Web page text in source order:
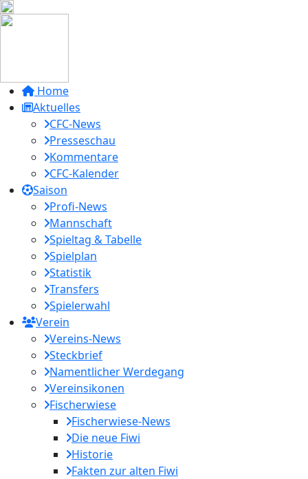
Home
Aktuelles
CFC-News
Presseschau
Kommentare
CFC-Kalender
Saison
Profi-News
Mannschaft
Spieltag & Tabelle
Spielplan
Statistik
Transfers
Spielerwahl
Verein
Vereins-News
Steckbrief
Namentlicher Werdegang
Vereinsikonen
Fischerwiese
Fischerwiese-News
Die neue Fiwi
Historie
Fakten zur alten Fiwi